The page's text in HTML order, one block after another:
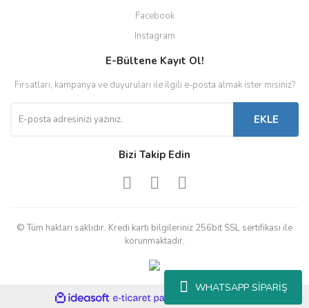
WHATSAPP SİPARİŞ
Facebook
Instagram
E-Bültene Kayıt Ol!
Fırsatları, kampanya ve duyuruları ile ilgili e-posta almak ister misiniz?
EKLE
Bizi Takip Edin
© Tüm hakları saklıdır. Kredi kartı bilgileriniz 256bit SSL sertifikası ile
korunmaktadır.
ideasoft